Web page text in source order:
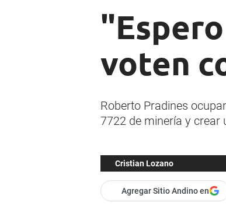
voten
Roberto Pradines
7722 de minería y crear
Cristian Lozano
Agregar Sitio Andino en